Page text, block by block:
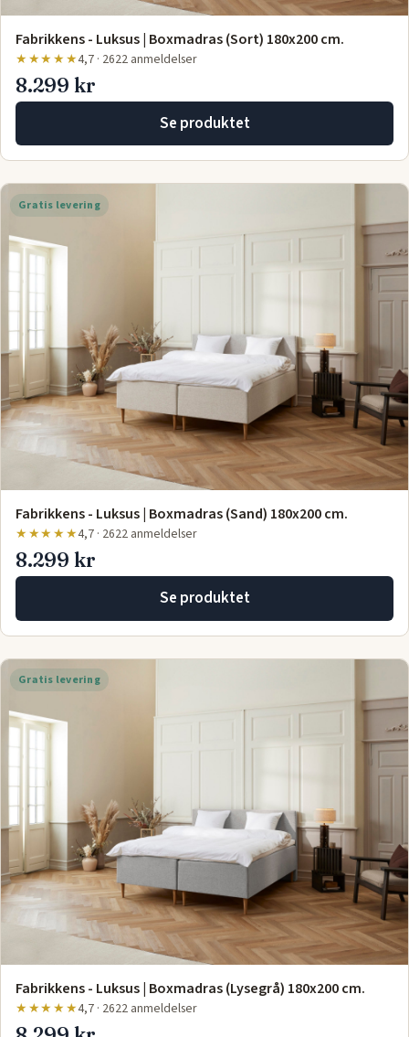
Fabrikkens - Luksus | Boxmadras (Sort) 180x200 cm.
★★★★★4,7 · 2622 anmeldelser
8.299 kr
Se produktet
Gratis levering
Fabrikkens - Luksus | Boxmadras (Sand) 180x200 cm.
★★★★★4,7 · 2622 anmeldelser
8.299 kr
Se produktet
Gratis levering
Fabrikkens - Luksus | Boxmadras (Lysegrå) 180x200 cm.
★★★★★4,7 · 2622 anmeldelser